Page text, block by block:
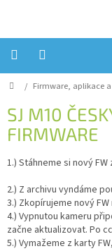
Úvod
Reklamace?
Obchodní
FIRMWARE
a
testy
Kontakty
Domů
/ Firmware, aplikace
SJ M10
FIRMWARE
1.) Stáhneme si nový
2.) Z archivu vyndáme
3.) Zkopírujeme nový
4.) Vypnutou kameru
začne aktualizovat. Po
5.) Vymažeme z karty